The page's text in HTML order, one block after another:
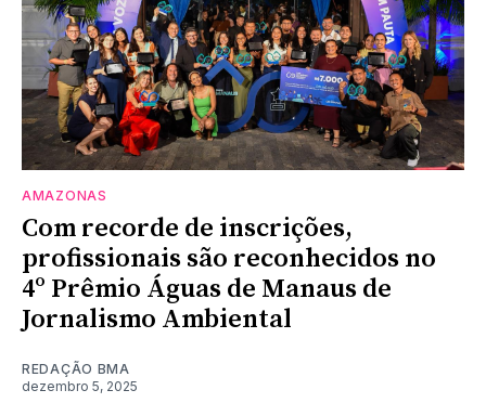
AMAZONAS
Com recorde de inscrições,
profissionais são reconhecidos no
4º Prêmio Águas de Manaus de
Jornalismo Ambiental
REDAÇÃO BMA
dezembro 5, 2025